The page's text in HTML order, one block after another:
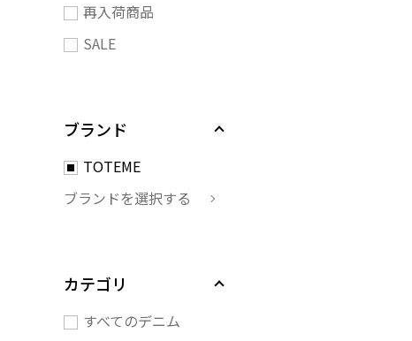
再入荷商品
SALE
ブランド
TOTEME
ブランドを選択する
カテゴリ
すべてのデニム